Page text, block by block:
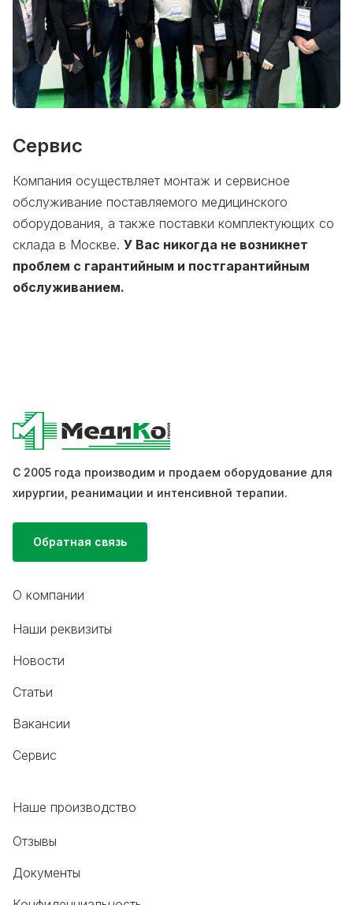
Сервис
Компания осуществляет монтаж и сервисное
обслуживание поставляемого медицинского
оборудования, а также поставки комплектующих со
склада в Москве. У Вас никогда не возникнет
проблем с гарантийным и постгарантийным
обслуживанием.
С 2005 года производим и продаем оборудование для
хирургии, реанимации и интенсивной терапии.
Обратная связь
О компании
Наши реквизиты
Новости
Статьи
Вакансии
Сервис
Наше производство
Отзывы
Документы